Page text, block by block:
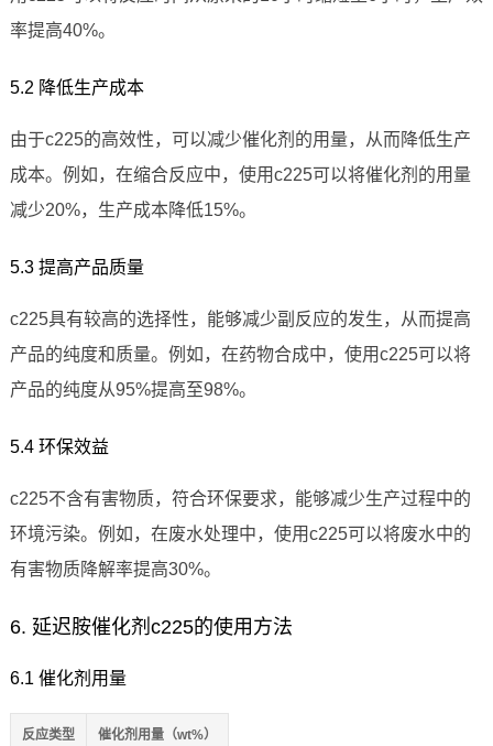
率提高40%。
5.2 降低生产成本
由于c225的高效性，可以减少催化剂的用量，从而降低生产
成本。例如，在缩合反应中，使用c225可以将催化剂的用量
减少20%，生产成本降低15%。
5.3 提高产品质量
c225具有较高的选择性，能够减少副反应的发生，从而提高
产品的纯度和质量。例如，在药物合成中，使用c225可以将
产品的纯度从95%提高至98%。
5.4 环保效益
c225不含有害物质，符合环保要求，能够减少生产过程中的
环境污染。例如，在废水处理中，使用c225可以将废水中的
有害物质降解率提高30%。
6. 延迟胺催化剂c225的使用方法
6.1 催化剂用量
反应类型 催化剂用量（wt%）